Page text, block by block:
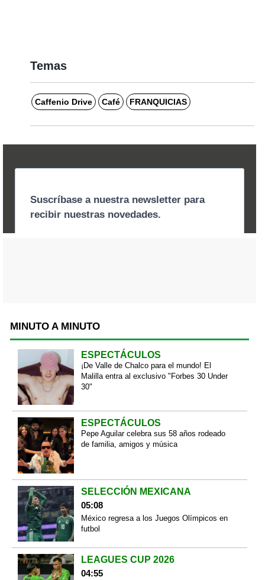
Temas
Caffenio Drive Café FRANQUICIAS
MINUTO A MINUTO
ESPECTÁCULOS
¡De Valle de Chalco para el mundo! El
Malilla entra al exclusivo "Forbes 30 Under
30"
ESPECTÁCULOS
Pepe Aguilar celebra sus 58 años rodeado
de familia, amigos y música
SELECCIÓN MEXICANA
05:08
México regresa a los Juegos Olímpicos en
futbol
LEAGUES CUP 2026
04:55